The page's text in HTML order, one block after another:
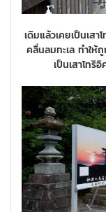
เดิมแล้วเคยเป็นเส
คลื่นลมทะเล ทำให้
เป็นเสาโทริ